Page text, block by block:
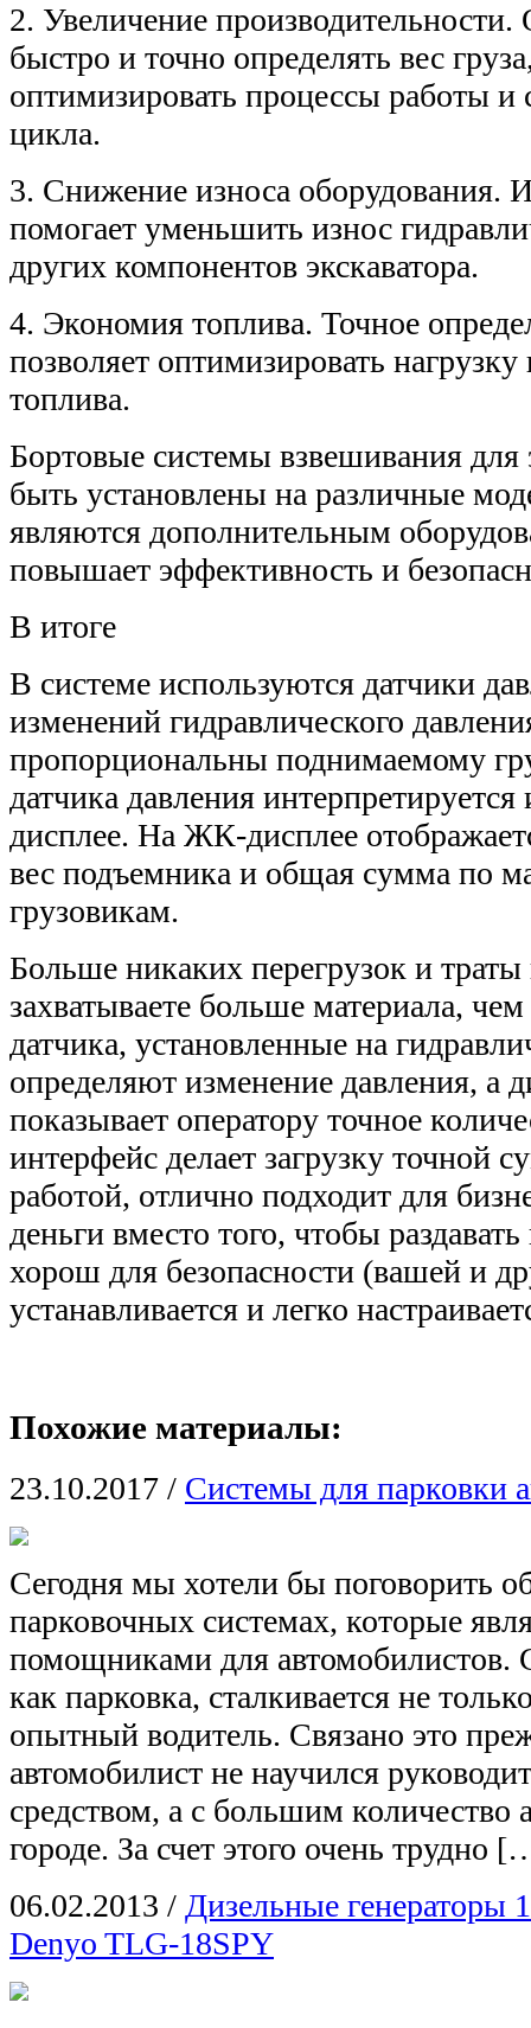
2. Увеличение
быстро и точно определять вес
оптимизировать процессы работы и
цикла.
3. Снижение износа оборудования.
помогает уменьшить износ
других компонентов экскаватора.
4. Экономия топлива. Точное
позволяет оптимизировать нагрузку
топлива.
Бортовые системы взвешивания для
быть установлены на различные
являются дополнительным
повышает эффективность и
В итоге
В системе используются датчики
изменений гидравлического
пропорциональны поднимаемому
датчика давления интерпретируется
дисплее. На ЖК-дисплее
вес подъемника и общая сумма по
грузовикам.
Больше никаких перегрузок и
захватываете больше материала,
датчика, установленные на
определяют изменение давления, а
показывает оператору точное
интерфейс делает загрузку точной
работой, отлично подходит для
деньги вместо того, чтобы
хорош для безопасности (вашей и
устанавливается и легко
Похожие материалы:
23.10.2017 / Системы для парковки
Сегодня мы хотели бы поговорить
парковочных системах, которые
помощниками для автомобилистов.
как парковка, сталкивается не
опытный водитель. Связано это
автомобилист не научился
средством, а с большим количество
городе. За счет этого очень трудно
06.02.2013 / Дизельные
Denyo TLG-18SPY